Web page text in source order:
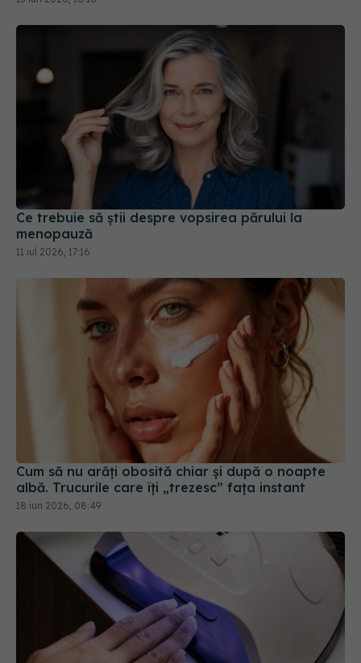
Ce trebuie să știi despre vopsirea părului la
menopauză
Cum să nu arăți obosită chiar și după o noapte
albă. Trucurile care îți „trezesc” fața instant